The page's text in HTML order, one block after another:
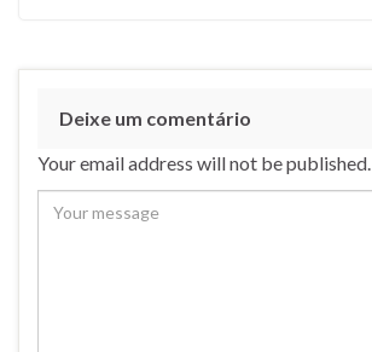
Deixe um comentário
Your email address will not be published.